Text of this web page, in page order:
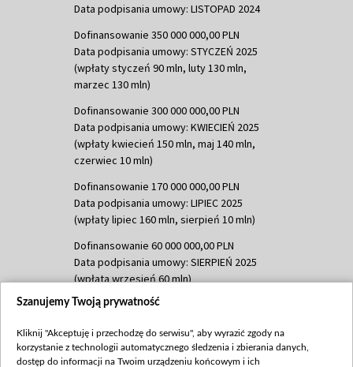
Data podpisania umowy: LISTOPAD 2024
Dofinansowanie 350 000 000,00 PLN
Data podpisania umowy: STYCZEŃ 2025
(wpłaty styczeń 90 mln, luty 130 mln,
marzec 130 mln)
Dofinansowanie 300 000 000,00 PLN
Data podpisania umowy: KWIECIEŃ 2025
(wpłaty kwiecień 150 mln, maj 140 mln,
czerwiec 10 mln)
Dofinansowanie 170 000 000,00 PLN
Data podpisania umowy: LIPIEC 2025
(wpłaty lipiec 160 mln, sierpień 10 mln)
Dofinansowanie 60 000 000,00 PLN
Data podpisania umowy: SIERPIEŃ 2025
(wpłata wrzesień 60 mln)
Dofinansowanie 635 783 051,21 PLN
(wpłata wrzesień 100 mln, październik 350
mln, listopad 265 mln)
Szanujemy Twoją prywatność
Kliknij "Akceptuję i przechodzę do serwisu", aby wyrazić zgody na
korzystanie z technologii automatycznego śledzenia i zbierania danych,
dostęp do informacji na Twoim urządzeniu końcowym i ich